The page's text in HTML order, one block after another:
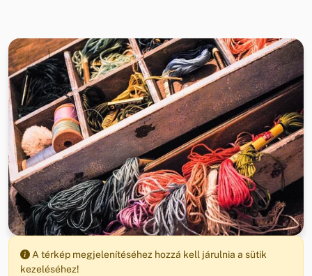
A térkép megjelenítéséhez hozzá kell járulnia a sütik
kezeléséhez!